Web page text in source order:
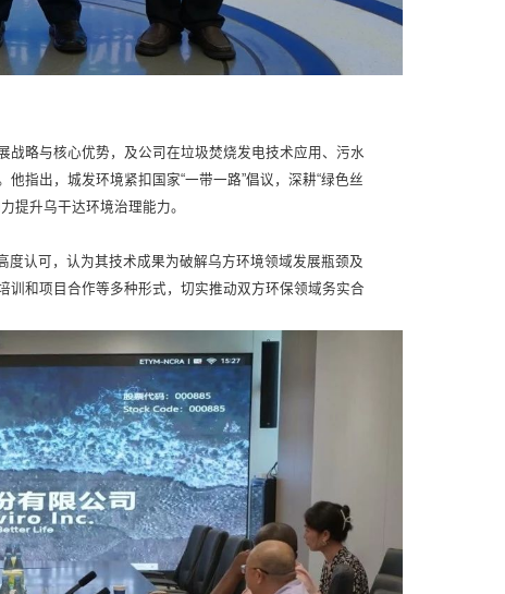
略与核心优势，及公司在垃圾焚烧发电技术应用、污水
指出，城发环境紧扣国家“一带一路”倡议，深耕“绿色丝
提升乌干达环境治理能力。
认可，认为其技术成果为破解乌方环境领域发展瓶颈及
和项目合作等多种形式，切实推动双方环保领域务实合